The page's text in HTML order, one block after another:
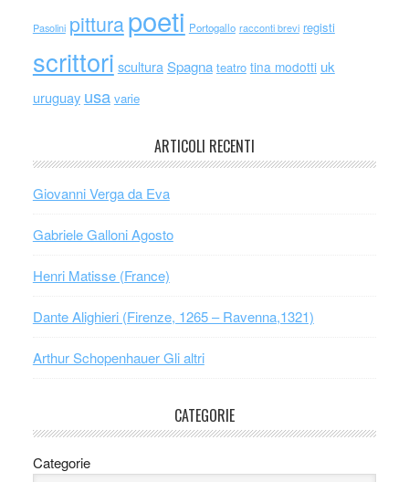
Pasolini pitturapoeti Portogallo racconti brevi registi
scrittori scultura Spagna teatro tina modotti uk
uruguay usa varie
ARTICOLI RECENTI
Giovanni Verga da Eva
Gabriele Galloni Agosto
Henri Matisse (France)
Dante Alighieri (Firenze, 1265 – Ravenna,1321)
Arthur Schopenhauer Gli altri
CATEGORIE
Categorie